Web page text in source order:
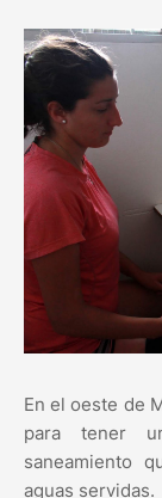
En el oeste de
para tener
saneamiento
aguas servidas.